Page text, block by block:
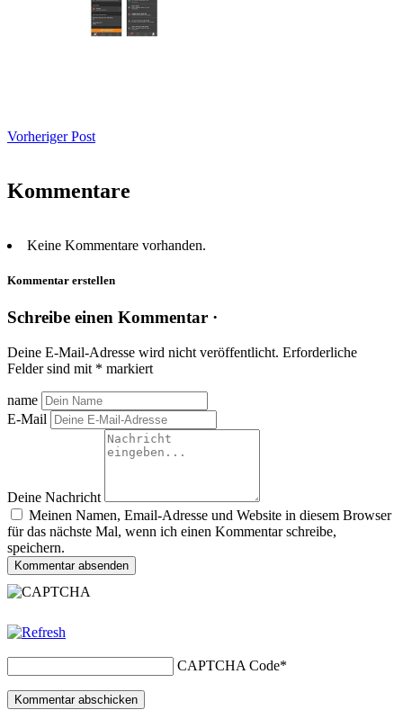
Vorheriger Post
Kommentare
Keine Kommentare vorhanden.
Kommentar erstellen
Schreibe einen Kommentar ·
Deine E-Mail-Adresse wird nicht veröffentlicht. Erforderliche
Felder sind mit * markiert
name
E-Mail
Deine Nachricht
Meinen Namen, Email-Adresse und Website in diesem Browser
für das nächste Mal, wenn ich einen Kommentar schreibe,
speichern.
Kommentar absenden
CAPTCHA Code*